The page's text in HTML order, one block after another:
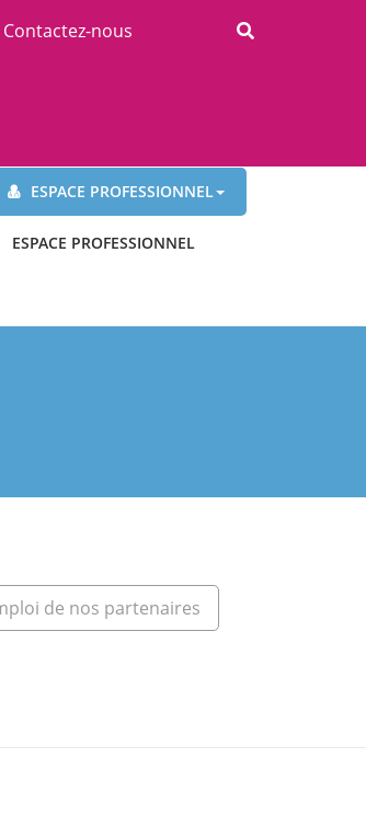
Contactez-nous
ESPACE PROFESSIONNEL
ESPACE PROFESSIONNEL
de nos partenaires